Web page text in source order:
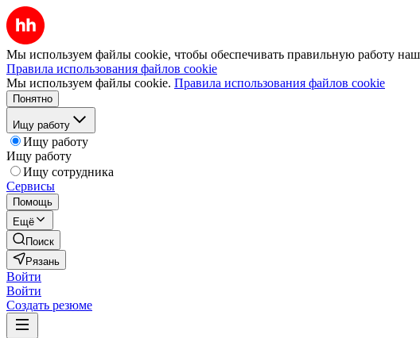
Мы используем файлы cookie, чтобы обеспечивать правильную работу
Правила использования файлов cookie
Мы используем файлы cookie. Правила использования файлов cookie
Понятно
Ищу работу
Ищу работу
Ищу работу
Ищу сотрудника
Сервисы
Помощь
Ещё
Поиск
Рязань
Войти
Войти
Создать резюме